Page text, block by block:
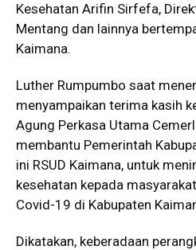
Kesehatan Arifin Sirfefa,
Mentang dan lainnya
Kaimana.
Luther Rumpumbo saat
menyampaikan terima kasih
Agung Perkasa Utama
membantu Pemerintah
ini RSUD Kaimana, untuk
kesehatan kepada
Covid-19 di Kabupaten
Dikatakan, keberadaan